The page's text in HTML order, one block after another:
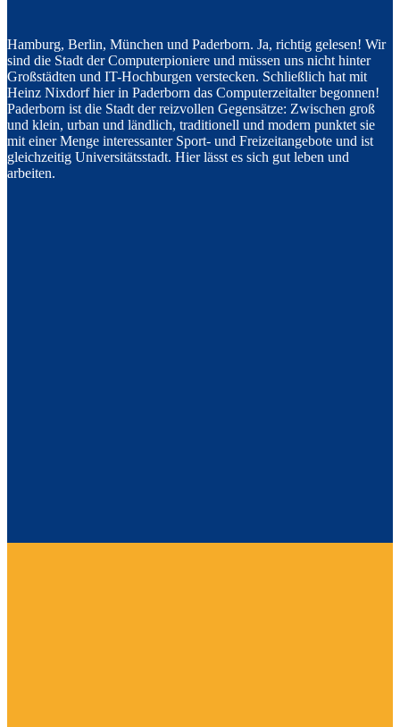
Hamburg, Berlin, München und Paderborn. Ja, richtig gelesen! Wir
sind die Stadt der Computerpioniere und müssen uns nicht hinter
Großstädten und IT-Hochburgen verstecken. Schließlich hat mit
Heinz Nixdorf hier in Paderborn das Computerzeitalter begonnen!
Paderborn ist die Stadt der reizvollen Gegensätze: Zwischen groß
und klein, urban und ländlich, traditionell und modern punktet sie
mit einer Menge interessanter Sport- und Freizeitangebote und ist
gleichzeitig Universitätsstadt. Hier lässt es sich gut leben und
arbeiten.